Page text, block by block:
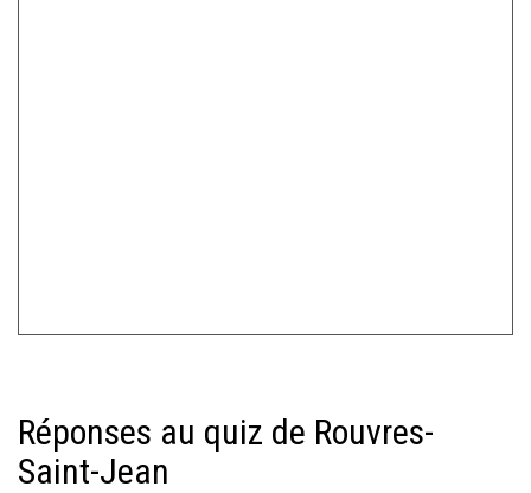
Réponses au quiz de Rouvres-
Saint-Jean